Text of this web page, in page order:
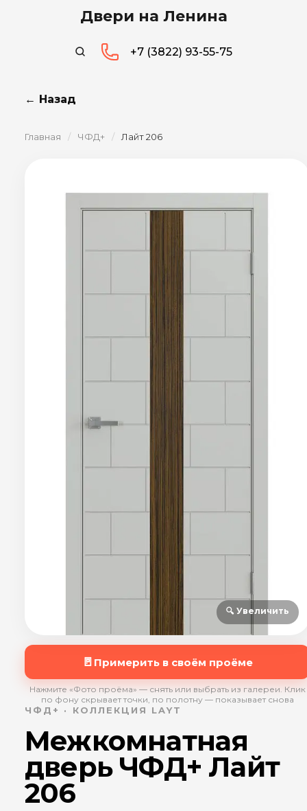
Двери на Ленина
+7 (3822) 93-55-75
← Назад
Главная / ЧФД+ / Лайт 206
🔍 Увеличить
🚪 Примерить в своём проёме
Нажмите «Фото проёма» — снять или выбрать из галереи. Клик
по фону скрывает точки, по полотну — показывает снова
ЧФД+ · КОЛЛЕКЦИЯ LAYT
Межкомнатная
дверь ЧФД+ Лайт
206